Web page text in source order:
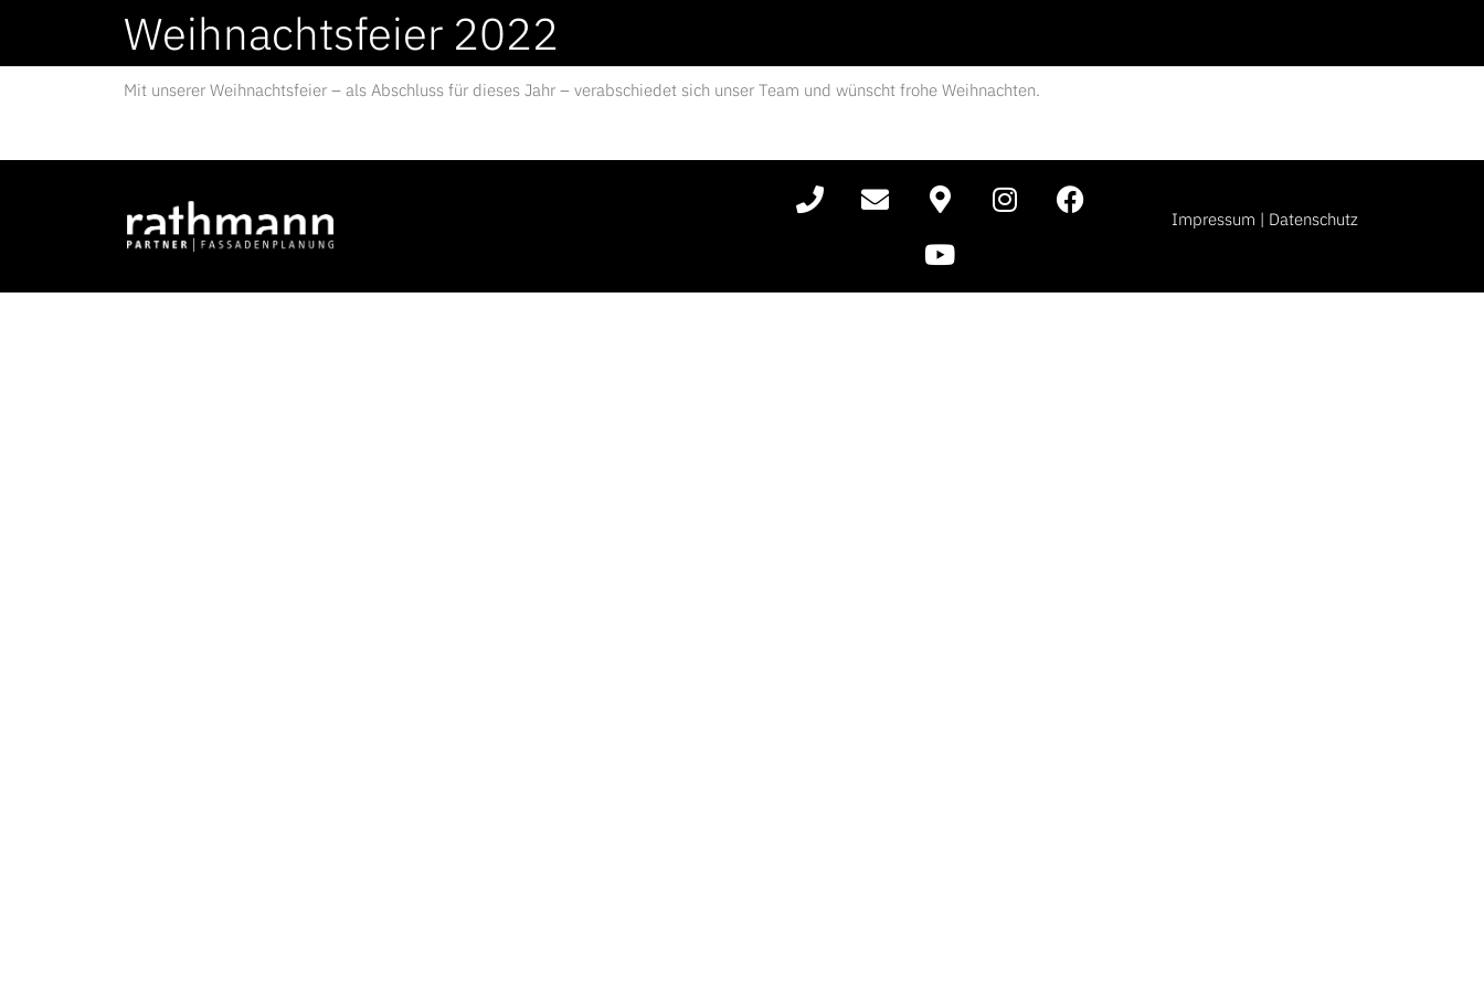
Weihnachtsfeier 2022
Mit unserer Weihnachtsfeier – als Abschluss für dieses Jahr – verabschiedet sich unser Team und wünscht frohe Weihnachten.
Impressum | Datenschutz